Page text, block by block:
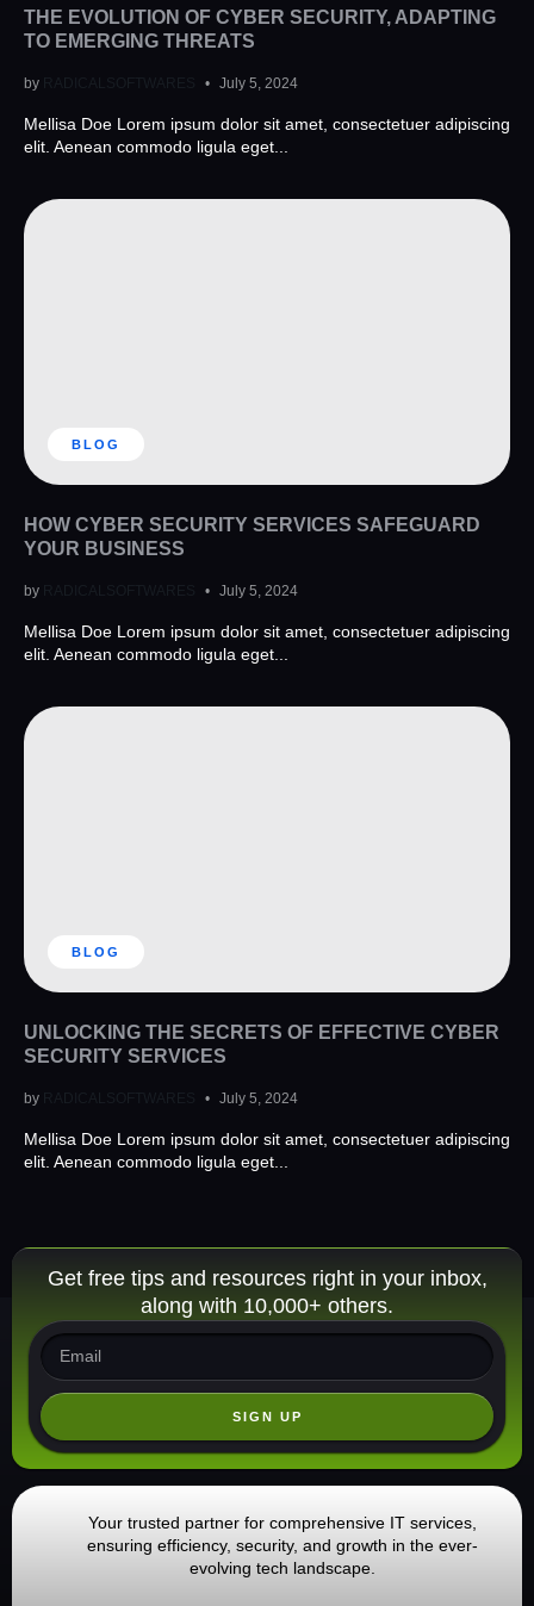
THE EVOLUTION OF CYBER SECURITY, ADAPTING
TO EMERGING THREATS
by July 5, 2024
Mellisa Doe Lorem ipsum dolor sit amet, consectetuer adipiscing
elit. Aenean commodo ligula eget...
BLOG
HOW CYBER SECURITY SERVICES SAFEGUARD
YOUR BUSINESS
by July 5, 2024
Mellisa Doe Lorem ipsum dolor sit amet, consectetuer adipiscing
elit. Aenean commodo ligula eget...
BLOG
UNLOCKING THE SECRETS OF EFFECTIVE CYBER
SECURITY SERVICES
by July 5, 2024
Mellisa Doe Lorem ipsum dolor sit amet, consectetuer adipiscing
elit. Aenean commodo ligula eget...
Get free tips and resources right in your inbox,
along with 10,000+ others.
SIGN UP
Your trusted partner for comprehensive IT services,
ensuring efficiency, security, and growth in the ever-
evolving tech landscape.